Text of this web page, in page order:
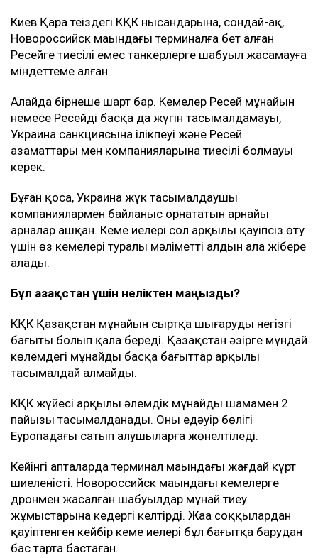
Киев Қара теңіздегі КҚК нысандарына, сондай-ақ,
Новороссийск маңындағы терминалға бет алған
Ресейге тиесілі емес танкерлерге шабуыл жасамауға
міндеттеме алған.
Алайда бірнеше шарт бар. Кемелер Ресей мұнайын
немесе Ресейдің басқа да жүгін тасымалдамауы,
Украина санкциясына ілікпеуі және Ресей
азаматтары мен компанияларына тиесілі болмауы
керек.
Бұған қоса, Украина жүк тасымалдаушы
компаниялармен байланыс орнататын арнайы
арналар ашқан. Кеме иелері сол арқылы қауіпсіз өту
үшін өз кемелері туралы мәліметті алдын ала жібере
алады.
Бұл Қазақстан үшін неліктен маңызды?
КҚК Қазақстан мұнайын сыртқа шығарудың негізгі
бағыты болып қала береді. Қазақстан әзірге мұндай
көлемдегі мұнайды басқа бағыттар арқылы
тасымалдай алмайды.
КҚК жүйесі арқылы әлемдік мұнайдың шамамен 2
пайызы тасымалданады. Оның едәуір бөлігі
Еуропадағы сатып алушыларға жөнелтіледі.
Кейінгі апталарда терминал маңындағы жағдай күрт
шиеленісті. Новороссийск маңындағы кемелерге
дронмен жасалған шабуылдар мұнай тиеу
жұмыстарына кедергі келтірді. Жаңа соққылардан
қауіптенген кейбір кеме иелері бұл бағытқа барудан
бас тарта бастаған.